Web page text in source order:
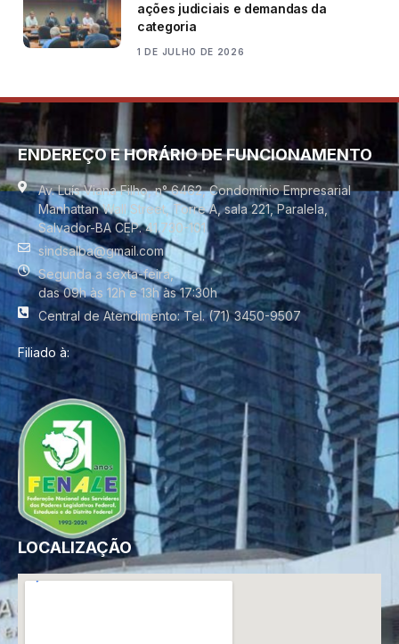
ações judiciais e demandas da
categoria
1 DE JULHO DE 2026
ENDEREÇO E HORÁRIO DE FUNCIONAMENTO
Av. Luís Viana Filho, n° 6462, Condomínio Empresarial
Manhattan Wall Street, Torre A, sala 221, Paralela,
Salvador-BA CEP. 41.730-101
sindsalba@gmail.com
Segunda a sexta-feira,
das 09h às 12h e 13h às 17:30h
Central de Atendimento: Tel. (71) 3450-9507
Filiado à:
LOCALIZAÇÃO